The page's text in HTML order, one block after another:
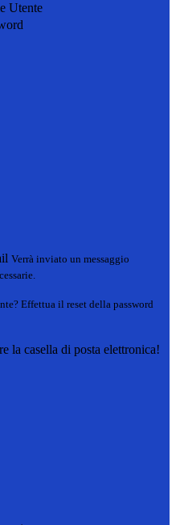
Utente
Verrà inviato un messaggio
Effettua il reset della password
la casella di posta elettronica!